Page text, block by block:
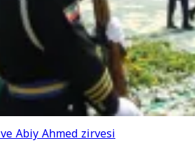
Abiy Ahmed zirvesi